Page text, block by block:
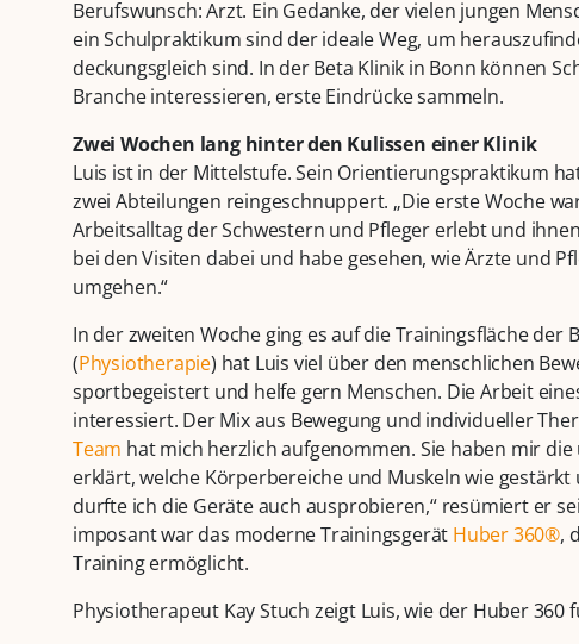
Berufswunsch: Arzt. Ein Gedanke, der vielen jungen
ein Schulpraktikum sind der ideale Weg, um
deckungsgleich sind. In der Beta Klinik in Bonn können
Branche interessieren, erste Eindrücke sammeln.
Zwei Wochen lang hinter den Kulissen einer Klinik
Luis ist in der Mittelstufe. Sein Orientierungspraktikum
zwei Abteilungen reingeschnuppert. „Die erste Woche
Arbeitsalltag der Schwestern und Pfleger erlebt und
bei den Visiten dabei und habe gesehen, wie Ärzte und
umgehen.“
In der zweiten Woche ging es auf die Trainingsfläche der
(Physiotherapie) hat Luis viel über den menschlichen
sportbegeistert und helfe gern Menschen. Die Arbeit
interessiert. Der Mix aus Bewegung und individueller
Team hat mich herzlich aufgenommen. Sie haben mir
erklärt, welche Körperbereiche und Muskeln wie
durfte ich die Geräte auch ausprobieren,“ resümiert er
imposant war das moderne Trainingsgerät Huber 360®,
Training ermöglicht.
Physiotherapeut Kay Stuch zeigt Luis, wie der Huber 360